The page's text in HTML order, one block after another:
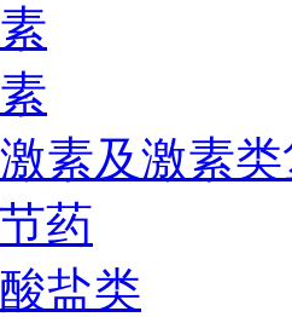
素及激素
药
盐类